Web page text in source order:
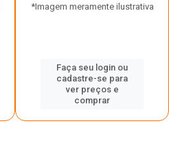
*Imagem meramente ilustrativa
Faça seu login ou
cadastre-se para
ver preços e
comprar